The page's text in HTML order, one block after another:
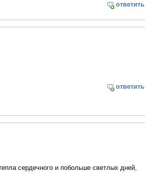
ответить
ответить
сердечного и побольше светлых дней,